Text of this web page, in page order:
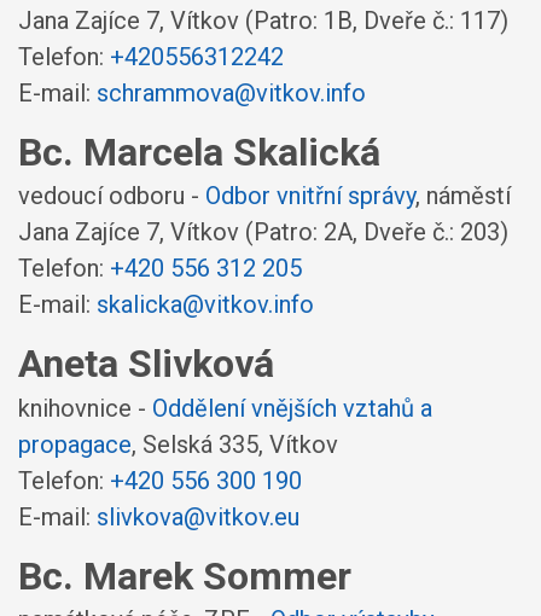
Jana Zajíce 7, Vítkov (Patro: 1B, Dveře č.: 117)
Telefon: +420556312242
E-mail: schrammova@vitkov.info
Bc. Marcela Skalická
vedoucí odboru - Odbor vnitřní správy, náměstí
Jana Zajíce 7, Vítkov (Patro: 2A, Dveře č.: 203)
Telefon: +420 556 312 205
E-mail: skalicka@vitkov.info
Aneta Slivková
knihovnice - Oddělení vnějších vztahů a
propagace, Selská 335, Vítkov
Telefon: +420 556 300 190
E-mail: slivkova@vitkov.eu
Bc. Marek Sommer